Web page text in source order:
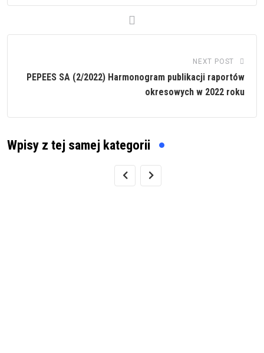
NEXT POST
PEPEES SA (2/2022) Harmonogram publikacji raportów
okresowych w 2022 roku
Wpisy z tej samej kategorii